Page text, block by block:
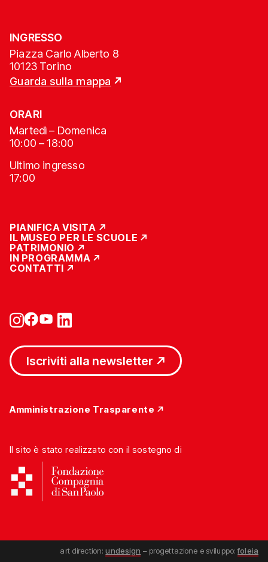
INGRESSO
Piazza Carlo Alberto 8
10123 Torino
Guarda sulla mappa
ORARI
Martedì – Domenica
10:00 – 18:00
Ultimo ingresso
17:00
PIANIFICA VISITA
IL MUSEO PER LE SCUOLE
PATRIMONIO
IN PROGRAMMA
CONTATTI
Iscriviti alla newsletter
Amministrazione Trasparente
Il sito è stato realizzato con il sostegno di
art direction:undesign – progettazione e sviluppo:foleia